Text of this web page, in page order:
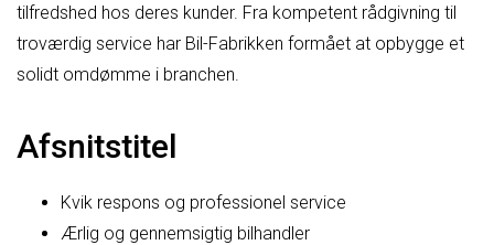
tilfredshed hos deres kunder. Fra kompetent rådgivning til
troværdig service har Bil-Fabrikken formået at opbygge et
solidt omdømme i branchen.
Afsnitstitel
Kvik respons og professionel service
Ærlig og gennemsigtig bilhandler